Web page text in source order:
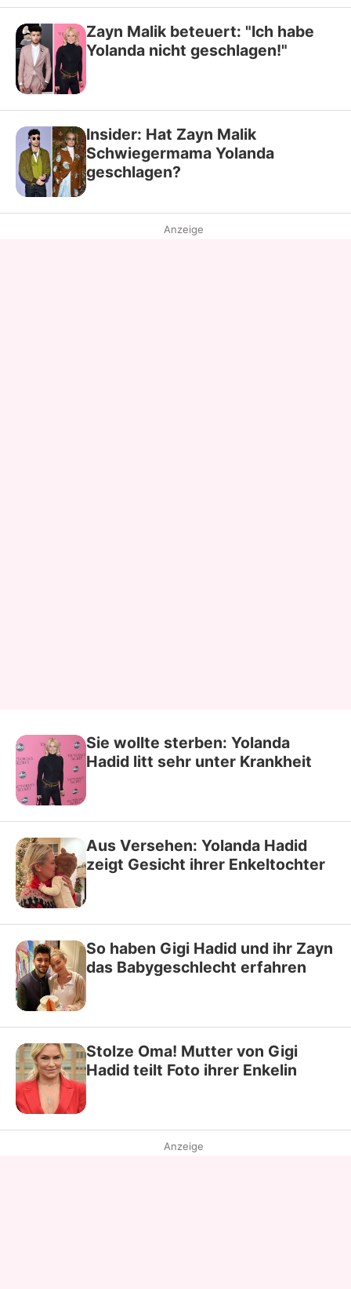
Zayn Malik beteuert: "Ich habe
Yolanda nicht geschlagen!"
Insider: Hat Zayn Malik
Schwiegermama Yolanda
geschlagen?
Anzeige
Sie wollte sterben: Yolanda
Hadid litt sehr unter Krankheit
Aus Versehen: Yolanda Hadid
zeigt Gesicht ihrer Enkeltochter
So haben Gigi Hadid und ihr Zayn
das Babygeschlecht erfahren
Stolze Oma! Mutter von Gigi
Hadid teilt Foto ihrer Enkelin
Anzeige